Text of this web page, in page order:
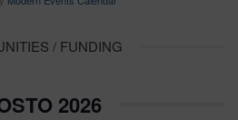
/ FUNDING
2026